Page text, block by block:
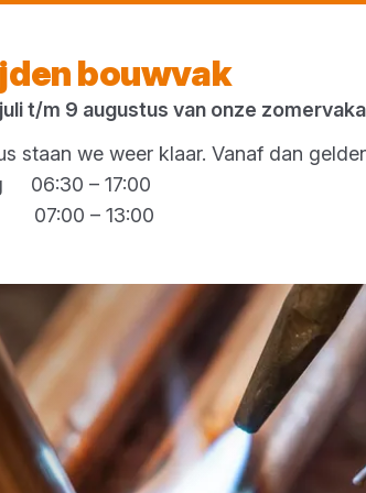
bouwvak
t/m 9 augustus van onze
staan we weer klaar. Vanaf dan
06:30 – 17:00
– 13:00